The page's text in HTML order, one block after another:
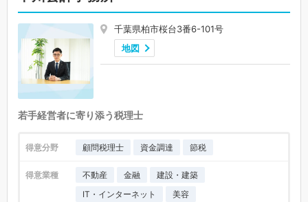
千葉県柏市桜台3番6-101号
地図
若手経営者に寄り添う税理士
得意分野 顧問税理士 資金調達 節税
得意業種 不動産 金融
建設・建築
IT・インターネット
美容